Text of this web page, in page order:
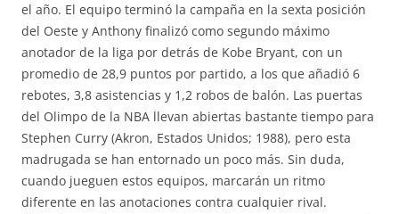
el año. El equipo terminó la campaña en la sexta posición
del Oeste y Anthony finalizó como segundo máximo
anotador de la liga por detrás de Kobe Bryant, con un
promedio de 28,9 puntos por partido, a los que añadió 6
rebotes, 3,8 asistencias y 1,2 robos de balón. Las puertas
del Olimpo de la NBA llevan abiertas bastante tiempo para
Stephen Curry (Akron, Estados Unidos; 1988), pero esta
madrugada se han entornado un poco más. Sin duda,
cuando jueguen estos equipos, marcarán un ritmo
diferente en las anotaciones contra cualquier rival.